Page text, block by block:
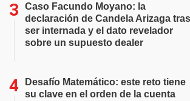
Caso Facundo Moyano: la
declaración de Candela Arizaga tras
ser internada y el dato revelador
sobre un supuesto dealer
Desafío Matemático: este reto tiene
su clave en el orden de la cuenta